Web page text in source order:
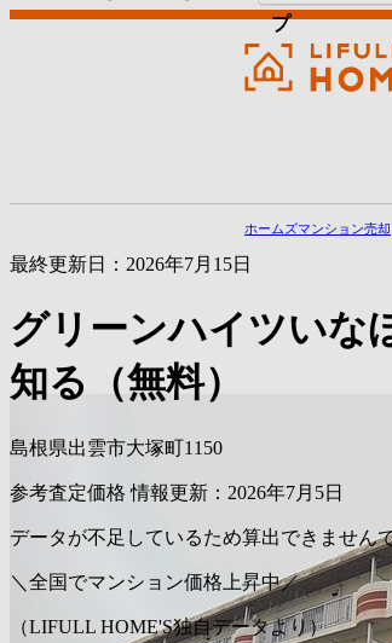
プ
ホームズマンション売却
最終更新日：2026年7月15日
グリーンハイツいな
知る（無料）
島根県出雲市大塚町1150
参考査定価格 情報更新：2026年7月5日
データが不足しているため算出できません
＼全国でマンション価格上昇中／
（LIFULL HOME'S独自データより）